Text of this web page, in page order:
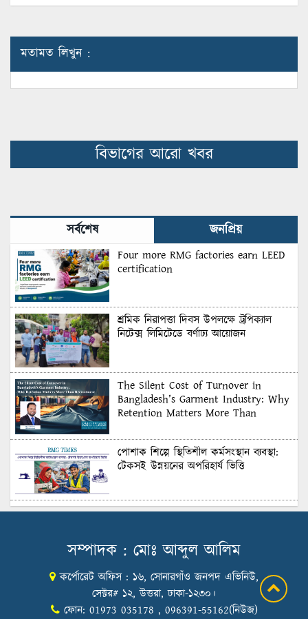
মতামত লিখুন :
বিভাগের আরো খবর
সর্বশেষ জনপ্রিয়
Four more RMG factories earn LEED
certification
শ্রমিক নিরাপত্তা দিবস উপলক্ষে ট্রপিক্যাল
নিটেক্স লিমিটেডে বর্ণাঢ্য আয়োজন
The Silent Cost of Turnover in
Bangladesh’s Garment Industry: Why
Retention Matters More Than
পোশাক শিল্পে স্থিতিশীল কর্মসংস্থান ব্যবস্থা:
টেকসই উন্নয়নের অপরিহার্য ভিত্তি
শুল্কের দেয়াল ভাঙার সুযোগ: মার্কিন বাজারে
Honoring Excellence: Texstream
Fashion Ltd. Rewards Best Workers–
2026
সম্পাদক : মোঃ আব্দুল আলিম
কর্পোরেট অফিস : ১৬, সোনারগাঁও জনপদ এভিনিউ,
সেক্টর# ১২, উত্তরা, ঢাকা-১২৩০।
ফোন: 01973 035178 , 096391-55162(নিউজ)